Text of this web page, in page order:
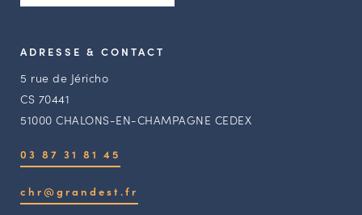
ADRESSE & CONTACT
5 rue de Jéricho
CS 70441
51000 CHALONS-EN-CHAMPAGNE CEDEX
03 87 31 81 45
chr@grandest.fr